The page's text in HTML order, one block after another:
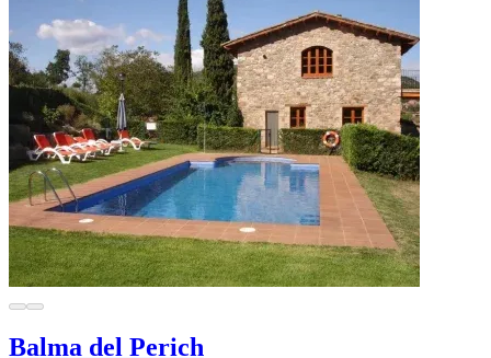
Balma del Perich